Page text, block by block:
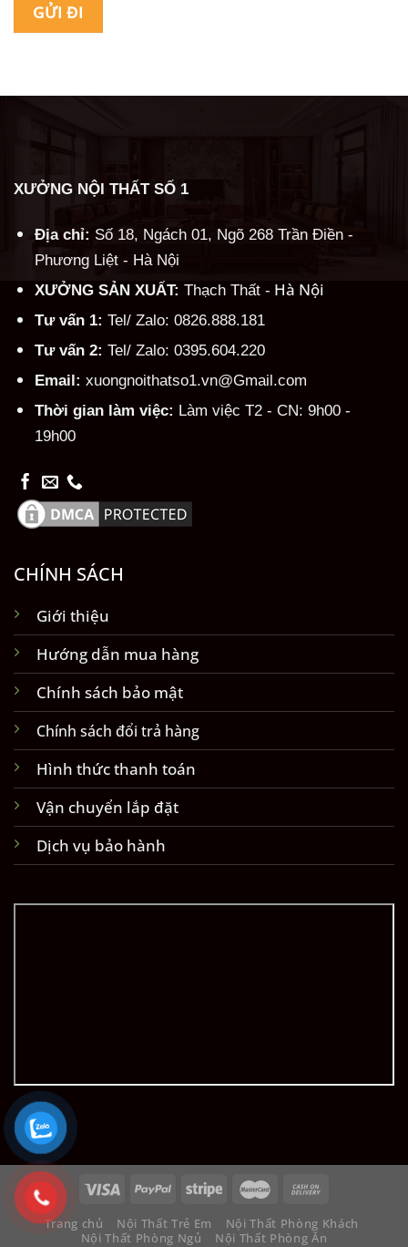
XƯỞNG NỘI THẤT SỐ 1
Địa chỉ: Số 18, Ngách 01, Ngõ 268 Trần Điền -
Phương Liệt - Hà Nội
XƯỞNG SẢN XUẤT: Thạch Thất - Hà Nội
Tư vấn 1: Tel/ Zalo: 0826.888.181
Tư vấn 2: Tel/ Zalo: 0395.604.220
Email: xuongnoithatso1.vn@Gmail.com
Thời gian làm việc: Làm việc T2 - CN: 9h00 -
19h00
CHÍNH SÁCH
Giới thiệu
Hướng dẫn mua hàng
Chính sách bảo mật
Chính sách đổi trả hàng
Hình thức thanh toán
Vận chuyển lắp đặt
Dịch vụ bảo hành
Trang chủ Nội Thất Trẻ Em
Nội Thất Phòng Khách
Nội Thất Phòng Ngủ
Nội Thất Phòng Ăn